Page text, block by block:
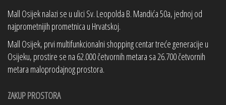
Mall Osijek nalazi se u ulici Sv. Leopolda B. Mandića 50a, jednoj od
najprometnijih prometnica u Hrvatskoj.
Mall Osijek, prvi multifunkcionalni shopping centar treće generacije u
Osijeku, prostire se na 62.000 četvornih metara sa 26.700 četvornih
metara maloprodajnog prostora.
ZAKUP PROSTORA